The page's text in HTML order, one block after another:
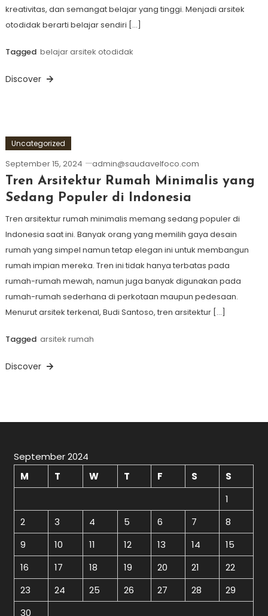
kreativitas, dan semangat belajar yang tinggi. Menjadi arsitek
otodidak berarti belajar sendiri […]
Tagged belajar arsitek otodidak
Discover
Uncategorized
September 15, 2024 admin@saudavelfoco.com
Tren Arsitektur Rumah Minimalis yang
Sedang Populer di Indonesia
Tren arsitektur rumah minimalis memang sedang populer di
Indonesia saat ini. Banyak orang yang memilih gaya desain
rumah yang simpel namun tetap elegan ini untuk membangun
rumah impian mereka. Tren ini tidak hanya terbatas pada
rumah-rumah mewah, namun juga banyak digunakan pada
rumah-rumah sederhana di perkotaan maupun pedesaan.
Menurut arsitek terkenal, Budi Santoso, tren arsitektur […]
Tagged arsitek rumah
Discover
September 2024
M
T W T F S
S
1
2
3 4 5 6 7
8
9
10 11 12 13 14
15
16
17 18 19 20 21
22
23
24 25 26 27 28
29
30